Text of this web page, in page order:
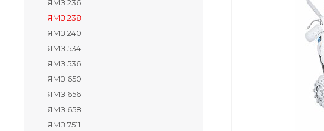
ЯМЗ 236
ЯМЗ 238
ЯМЗ 240
ЯМЗ 534
ЯМЗ 536
ЯМЗ 650
ЯМЗ 656
ЯМЗ 658
ЯМЗ 7511